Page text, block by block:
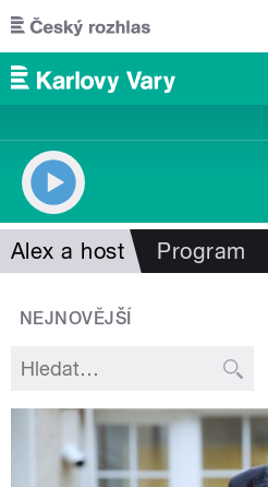
Přejít k hlavnímu obsahu
Alex a host Program
NEJNOVĚJŠÍ